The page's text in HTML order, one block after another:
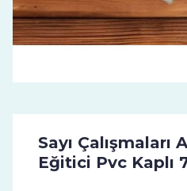
Sayı
Eğitici Pvc Kaplı